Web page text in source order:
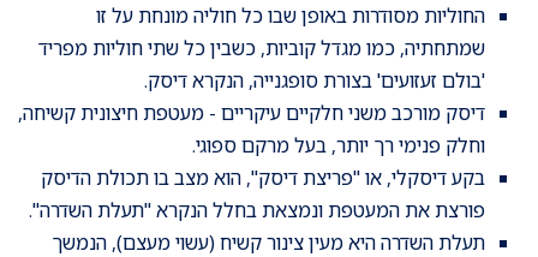
החוליות מסודרות באופן שבו כל חוליה מונחת על זו
שמתחתיה, כמו מגדל קוביות, כשבין כל שתי חוליות מפריד
'בולם זעזועים' בצורת סופגנייה, הנקרא דיסק.
דיסק מורכב משני חלקיים עיקריים - מעטפת חיצונית קשיחה,
וחלק פנימי רך יותר, בעל מרקם ספוגי.
בקע דיסקלי, או "פריצת דיסק", הוא מצב בו תכולת הדיסק
פורצת את המעטפת ונמצאת בחלל הנקרא "תעלת השדרה".
תעלת השדרה היא מעין צינור קשיח (עשוי מעצם), הנמשך